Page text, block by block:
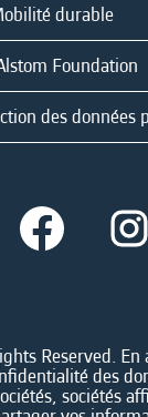
durable
Foundation
des données
S
o
d
a
n
s
d
a
n
s
Reserved. En
des
sociétés